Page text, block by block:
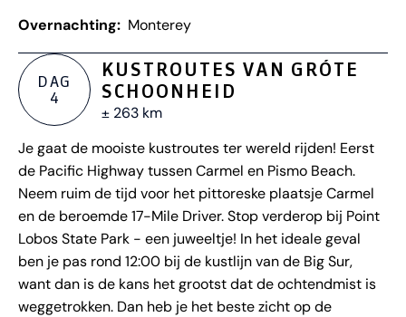
Overnachting: Monterey
DAG
4
KUSTROUTES VAN GRÓTE
SCHOONHEID
± 263 km
Je gaat de mooiste kustroutes ter wereld rijden! Eerst
de Pacific Highway tussen Carmel en Pismo Beach.
Neem ruim de tijd voor het pittoreske plaatsje Carmel
en de beroemde 17-Mile Driver. Stop verderop bij Point
Lobos State Park - een juweeltje! In het ideale geval
ben je pas rond 12:00 bij de kustlijn van de Big Sur,
want dan is de kans het grootst dat de ochtendmist is
weggetrokken. Dan heb je het beste zicht op de